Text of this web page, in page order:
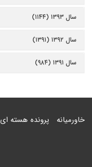
سال ۱۳۹۳ (۱۱۴۴)
سال ۱۳۹۲ (۱۳۹۱)
سال ۱۳۹۱ (۹۸۴)
خاورمیانه پرونده هسته ای